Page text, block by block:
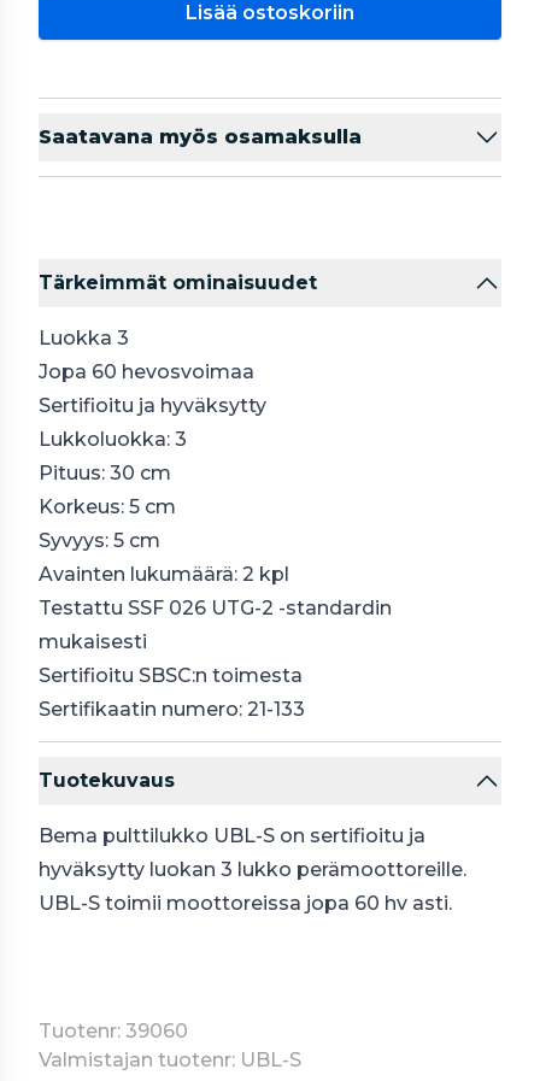
Lisää ostoskoriin
Saatavana myös osamaksulla
Tärkeimmät ominaisuudet
Luokka 3
Jopa 60 hevosvoimaa
Sertifioitu ja hyväksytty
Lukkoluokka: 3
Pituus: 30 cm
Korkeus: 5 cm
Syvyys: 5 cm
Avainten lukumäärä: 2 kpl
Testattu SSF 026 UTG-2 -standardin
mukaisesti
Sertifioitu SBSC:n toimesta
Sertifikaatin numero: 21-133
Tuotekuvaus
Bema pulttilukko UBL-S on sertifioitu ja
hyväksytty luokan 3 lukko perämoottoreille.
UBL-S toimii moottoreissa jopa 60 hv asti.
Tuotenr: 39060
Valmistajan tuotenr: UBL-S